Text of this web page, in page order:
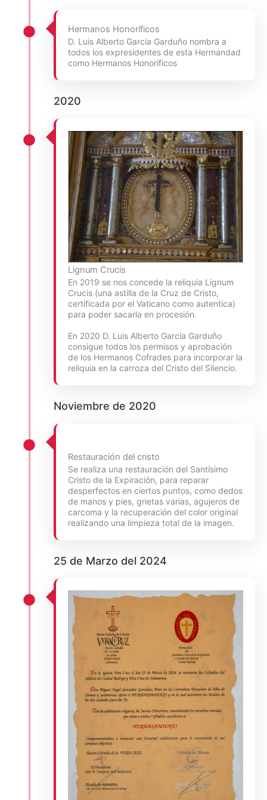
Hermanos Honoríficos
D. Luis Alberto García Garduño nombra a
todos los expresidentes de esta Hermandad
como Hermanos Honoríficos
2020
Lignum Crucis
En 2019 se nos concede la reliquia Lignum
Crucis (una astilla de la Cruz de Cristo,
certificada por el Vaticano como autentica)
para poder sacarla en procesión.
En 2020 D. Luis Alberto García Garduño
consigue todos los permisos y aprobación
de los Hermanos Cofrades para incorporar la
reliquia en la carroza del Cristo del Silencio.
Noviembre de 2020
Restauración del cristo
Se realiza una restauración del Santísimo
Cristo de la Expiración, para reparar
desperfectos en ciertos puntos, como dedos
de manos y pies, grietas varias, agujeros de
carcoma y la recuperación del color original
realizando una limpieza total de la imagen.
25 de Marzo del 2024